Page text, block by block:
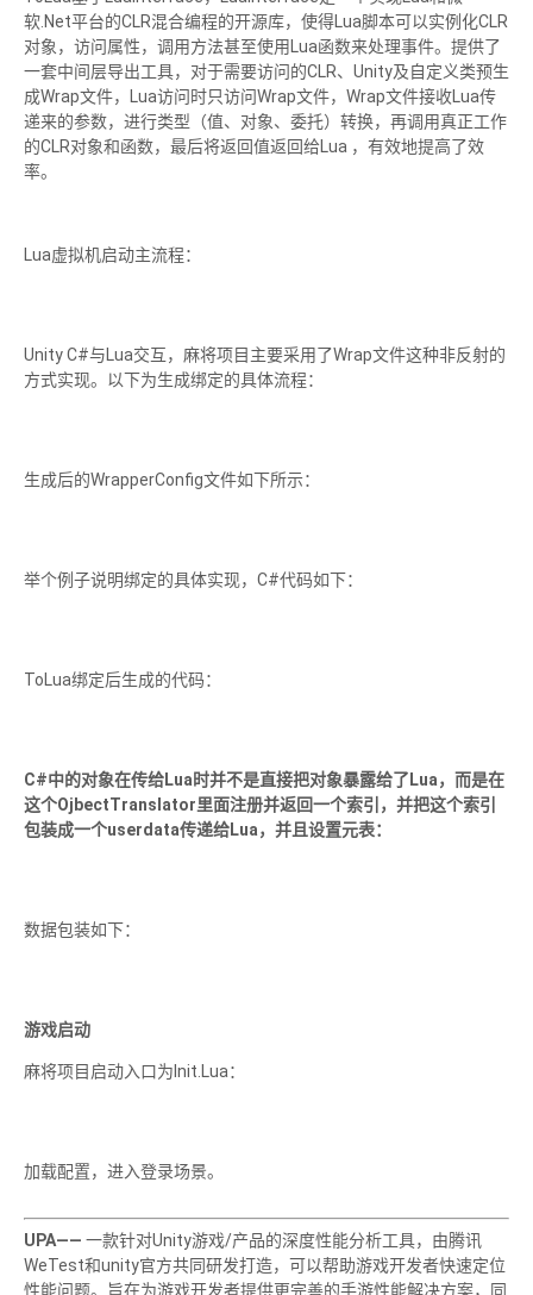
软.Net平台的CLR混合编程的开源库，使得Lua脚本可以实例化CLR
对象，访问属性，调用方法甚至使用Lua函数来处理事件。提供了
一套中间层导出工具，对于需要访问的CLR、Unity及自定义类预生
成Wrap文件，Lua访问时只访问Wrap文件，Wrap文件接收Lua传
递来的参数，进行类型（值、对象、委托）转换，再调用真正工作
的CLR对象和函数，最后将返回值返回给Lua ，有效地提高了效
率。
Lua虚拟机启动主流程：
Unity C#与Lua交互，麻将项目主要采用了Wrap文件这种非反射的
方式实现。以下为生成绑定的具体流程：
生成后的WrapperConfig文件如下所示：
举个例子说明绑定的具体实现，C#代码如下：
ToLua绑定后生成的代码：
C#中的对象在传给Lua时并不是直接把对象暴露给了Lua，而是在
这个OjbectTranslator里面注册并返回一个索引，并把这个索引
包装成一个userdata传递给Lua，并且设置元表：
数据包装如下：
游戏启动
麻将项目启动入口为Init.Lua：
加载配置，进入登录场景。
UPA—— 一款针对Unity游戏/产品的深度性能分析工具，由腾讯
WeTest和unity官方共同研发打造，可以帮助游戏开发者快速定位
性能问题。旨在为游戏开发者提供更完善的手游性能解决方案，同